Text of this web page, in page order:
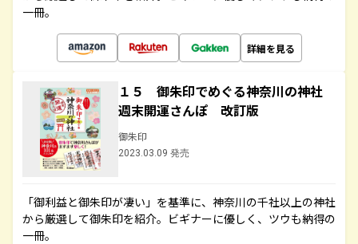
一冊。
詳細を見る
１５ 御朱印でめぐる神奈川の神社
週末開運さんぽ 改訂版
御朱印
2023.03.09 発売
「御利益と御朱印が凄い」を基準に、神奈川の千社以上の神社
から厳選して御朱印を紹介。ビギナーに優しく、ツウも納得の
一冊。